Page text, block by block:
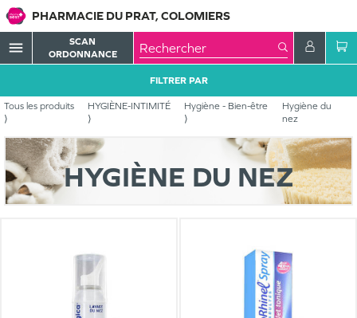
PHARMACIE DU PRAT, COLOMIERS
menu
SCAN
ORDONNANCE
Tous les produits HYGIÈNE-INTIMITÉ Hygiène - Bien-être
Hygiène du
nez
FILTRER PAR
HYGIÈNE DU NEZ